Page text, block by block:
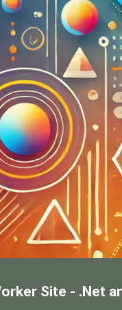
Site - .Net